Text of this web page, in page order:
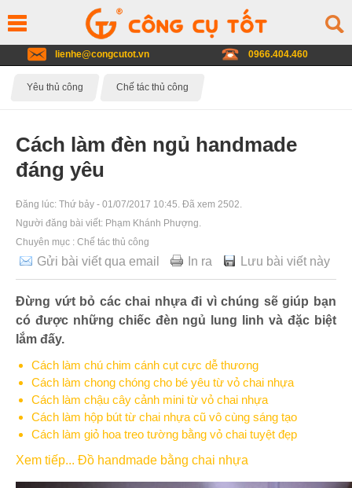
0966.404.460
lienhe@congcutot.vn
Yêu thủ công Chế tác thủ công
Cách làm đèn ngủ handmade
đáng yêu
Đăng lúc: Thứ bảy - 01/07/2017 10:45 . Đã xem 2502.
Người đăng bài viết: Phạm Khánh Phượng
Chuyên mục : Chế tác thủ công
Gửi bài viết qua email In ra Lưu bài viết này
Đừng vứt bỏ các chai nhựa đi vì chúng sẽ giúp bạn
có được những chiếc đèn ngủ lung linh và đặc biệt
lắm đấy.
Cách làm chú chim cánh cụt cực dễ thương
Cách làm chong chóng cho bé yêu từ vỏ chai nhựa
Cách làm chậu cây cảnh mini từ vỏ chai nhựa
Cách làm hộp bút từ chai nhựa cũ vô cùng sáng tạo
Cách làm giỏ hoa treo tường bằng vỏ chai tuyệt đẹp
Xem tiếp... Đồ handmade bằng chai nhựa